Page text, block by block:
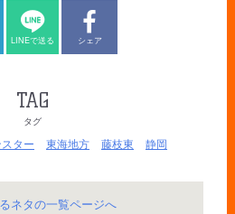
LINEで送る シェア
TAG
タグ
ター 東海地方 藤枝東 静岡
ネタの一覧ページへ